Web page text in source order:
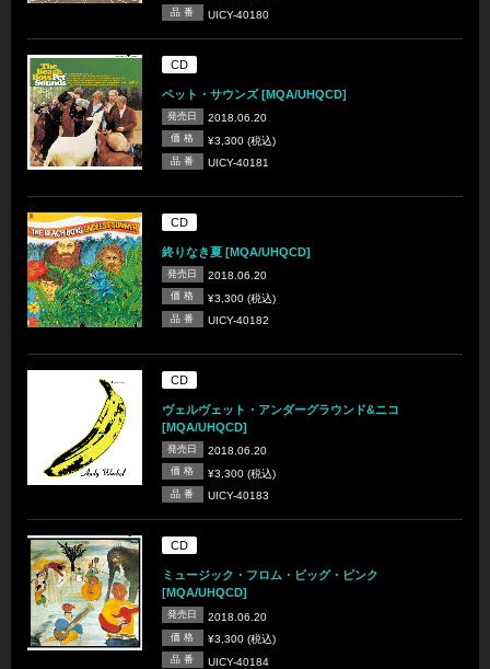
品 番 UICY-40180
CD
ペット・サウンズ [MQA/UHQCD]
発売日 2018.06.20
価 格 ¥3,300 (税込)
品 番 UICY-40181
CD
終りなき夏 [MQA/UHQCD]
発売日 2018.06.20
価 格 ¥3,300 (税込)
品 番 UICY-40182
CD
ヴェルヴェット・アンダーグラウンド&ニコ
[MQA/UHQCD]
発売日 2018.06.20
価 格 ¥3,300 (税込)
品 番 UICY-40183
CD
ミュージック・フロム・ビッグ・ピンク
[MQA/UHQCD]
発売日 2018.06.20
価 格 ¥3,300 (税込)
品 番 UICY-40184